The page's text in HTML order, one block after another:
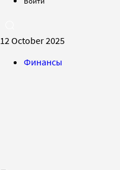
12 October 2025
Финансы